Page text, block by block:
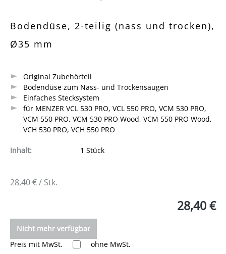
Bodendüse, 2-teilig (nass und trocken),
Ø35 mm
Original Zubehörteil
Bodendüse zum Nass- und Trockensaugen
Einfaches Stecksystem
für MENZER VCL 530 PRO, VCL 550 PRO, VCM 530 PRO,
VCM 550 PRO, VCM 530 PRO Wood, VCM 550 PRO Wood,
VCH 530 PRO, VCH 550 PRO
Inhalt: 1 Stück
28,40 € / Stk.
28,40 €
Nicht mehr verfügbar
Preis mit MwSt.
ohne MwSt.